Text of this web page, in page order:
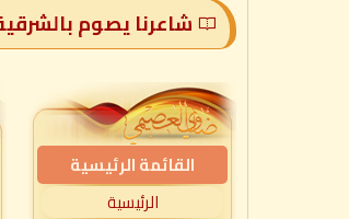
شاعرنا يصوم
القائمة الرئيسية
الرئيسية